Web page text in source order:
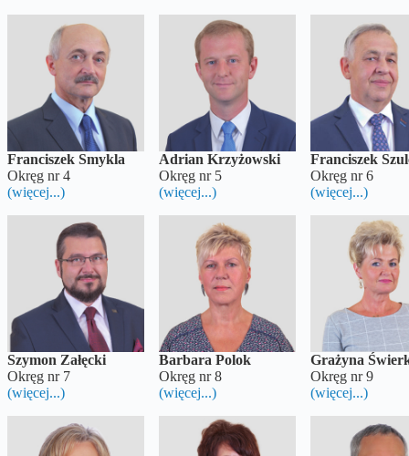
Franciszek Smykla
Okręg nr 4
(więcej...)
Adrian Krzyżowski
Okręg nr 5
(więcej...)
Franciszek
Okręg nr 6
(więcej...)
Szymon Załęcki
Okręg nr 7
(więcej...)
Barbara Polok
Okręg nr 8
(więcej...)
Grażyna
Okręg nr 9
(więcej...)